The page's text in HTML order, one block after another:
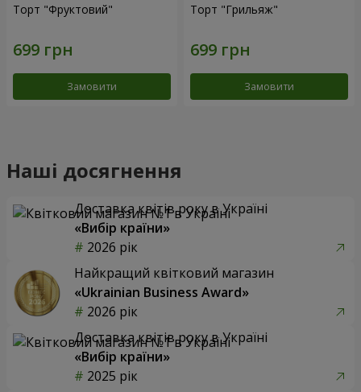
Торт "Фруктовий"
Замовити
Торт "Грильяж"
Замовити
Наші досягнення
Доставка квітів року в Україні
«Вибір країни»
2026 рік
Найкращий квітковий магазин
«Ukrainian Business Award»
2026 рік
Доставка квітів року в Україні
«Вибір країни»
2025 рік